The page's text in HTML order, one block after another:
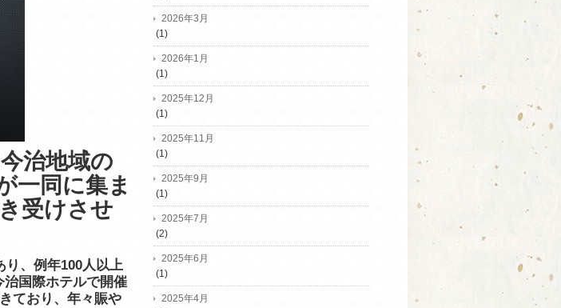
治地域の
一同に集ま
受けさせ
り、例年100人以上
国際ホテルで開催
ており、年々賑や
2026年3月
(1)
2026年1月
(1)
2025年12月
(1)
2025年11月
(1)
2025年9月
(1)
2025年7月
(2)
2025年6月
(1)
2025年4月